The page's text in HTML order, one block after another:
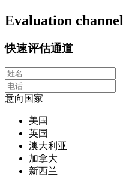
Evaluation channel
快速评估通道
意向国家
美国
英国
澳大利亚
加拿大
新西兰